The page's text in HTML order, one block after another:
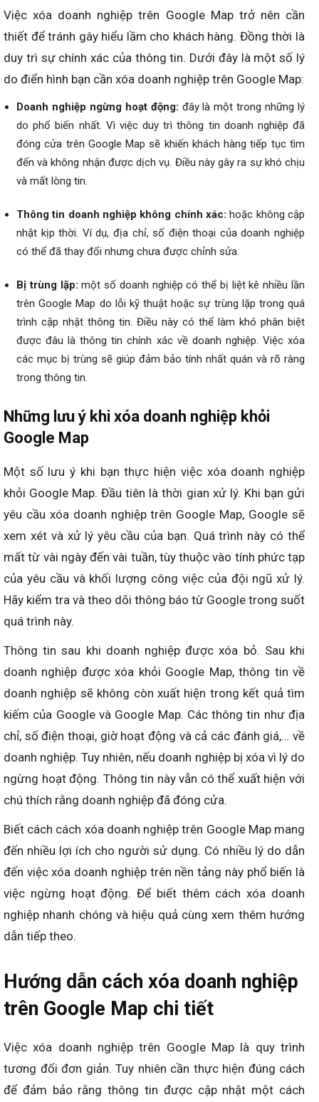
Việc xóa doanh nghiệp trên Google Map trở nên cần
thiết để tránh gây hiểu lầm cho khách hàng. Đồng thời là
duy trì sự chính xác của thông tin. Dưới đây là một số lý
do điển hình bạn cần xóa doanh nghiệp trên Google Map:
Doanh nghiệp ngừng hoạt động: đây là một trong những lý
do phổ biến nhất. Vì việc duy trì thông tin doanh nghiệp đã
đóng cửa trên Google Map sẽ khiến khách hàng tiếp tục tìm
đến và không nhận được dịch vụ. Điều này gây ra sự khó chịu
và mất lòng tin.
Thông tin doanh nghiệp không chính xác:hoặc không cập
nhật kịp thời. Ví dụ, địa chỉ, số điện thoại của doanh nghiệp
có thể đã thay đổi nhưng chưa được chỉnh sửa.
Bị trùng lặp:một số doanh nghiệp có thể bị liệt kê nhiều lần
trên Google Map do lỗi kỹ thuật hoặc sự trùng lặp trong quá
trình cập nhật thông tin. Điều này có thể làm khó phân biệt
được đâu là thông tin chính xác về doanh nghiệp. Việc xóa
các mục bị trùng sẽ giúp đảm bảo tính nhất quán và rõ ràng
trong thông tin.
Những lưu ý khi xóa doanh nghiệp khỏi
Google Map
Một số lưu ý khi bạn thực hiện việc xóa doanh nghiệp
khỏi Google Map. Đầu tiên là thời gian xử lý. Khi bạn gửi
yêu cầu xóa doanh nghiệp trên Google Map, Google sẽ
xem xét và xử lý yêu cầu của bạn. Quá trình này có thể
mất từ vài ngày đến vài tuần, tùy thuộc vào tính phức tạp
của yêu cầu và khối lượng công việc của đội ngũ xử lý.
Hãy kiểm tra và theo dõi thông báo từ Google trong suốt
quá trình này.
Thông tin sau khi doanh nghiệp được xóa bỏ. Sau khi
doanh nghiệp được xóa khỏi Google Map, thông tin về
doanh nghiệp sẽ không còn xuất hiện trong kết quả tìm
kiếm của Google và Google Map. Các thông tin như địa
chỉ, số điện thoại, giờ hoạt động và cả các đánh giá,… về
doanh nghiệp. Tuy nhiên, nếu doanh nghiệp bị xóa vì lý do
ngừng hoạt động. Thông tin này vẫn có thể xuất hiện với
chú thích rằng doanh nghiệp đã đóng cửa.
Biết cách cách xóa doanh nghiệp trên Google Map mang
đến nhiều lợi ích cho người sử dụng. Có nhiều lý do dẫn
đến việc xóa doanh nghiệp trên nền tảng này phổ biến là
việc ngừng hoạt động. Để biết thêm cách xóa doanh
nghiệp nhanh chóng và hiệu quả cùng xem thêm hướng
dẫn tiếp theo.
Hướng dẫn cách xóa doanh nghiệp
trên Google Map chi tiết
Việc xóa doanh nghiệp trên Google Map là quy trình
tương đối đơn giản. Tuy nhiên cần thực hiện đúng cách
để đảm bảo rằng thông tin được cập nhật một cách